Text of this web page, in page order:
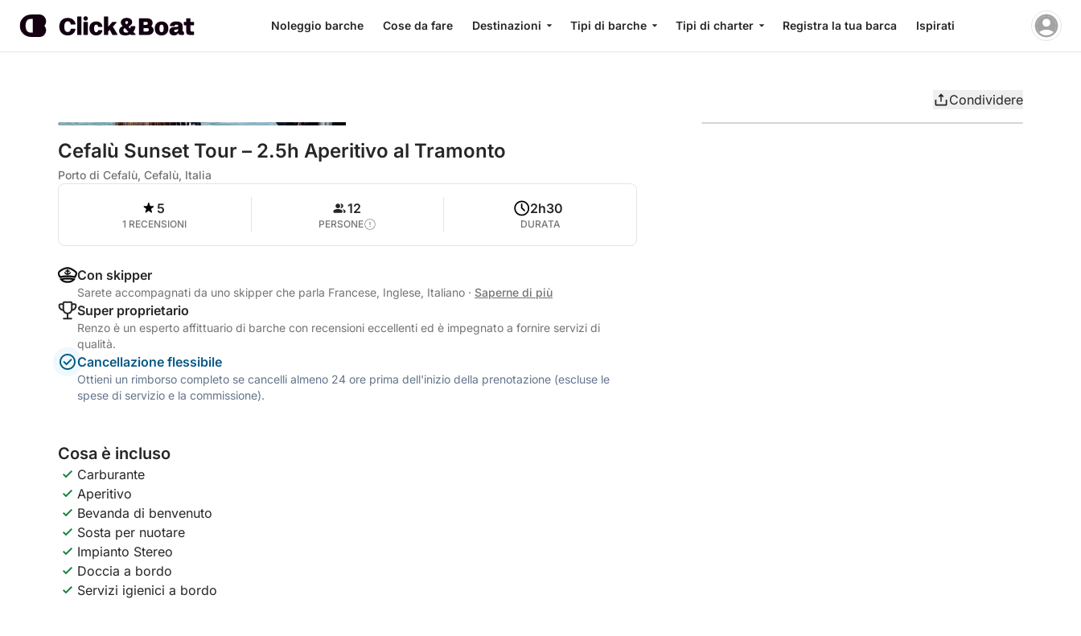
Noleggio barche Cose da fare Destinazioni Tipi di barche Tipi di charter Registra la tua barca Ispirati
Condividere
Cefalù Sunset Tour – 2.5h Aperitivo al Tramonto
Porto di Cefalù, Cefalù, Italia
5
1 RECENSIONI
12
PERSONE
2h30
DURATA
Con skipper
Sarete accompagnati da uno skipper che parla Francese, Inglese, Italiano · Saperne di più
Super proprietario
Renzo è un esperto affittuario di barche con recensioni eccellenti ed è impegnato a fornire servizi di
qualità.
Cancellazione flessibile
Ottieni un rimborso completo se cancelli almeno 24 ore prima dell'inizio della prenotazione (escluse le
spese di servizio e la commissione).
Cosa è incluso
Carburante
Aperitivo
Bevanda di benvenuto
Sosta per nuotare
Impianto Stereo
Doccia a bordo
Servizi igienici a bordo